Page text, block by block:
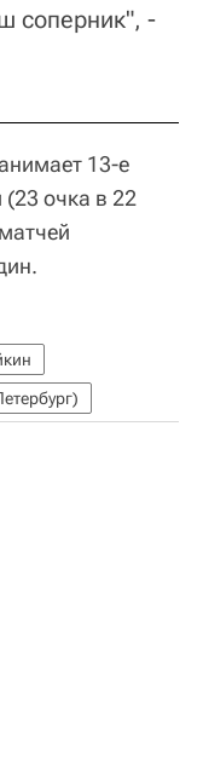
соперник", -
13-е
очка в 22